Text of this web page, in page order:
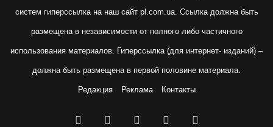
систем гиперссылка на наш сайт pl.com.ua. Ссылка должна быть
размещена в независимости от полного либо частичного
использования материалов. Гиперссылка (для интернет- изданий) –
должна быть размещена в первой половине материала.
Редакция Реклама Контакты
Facebook YouTubeInstagram